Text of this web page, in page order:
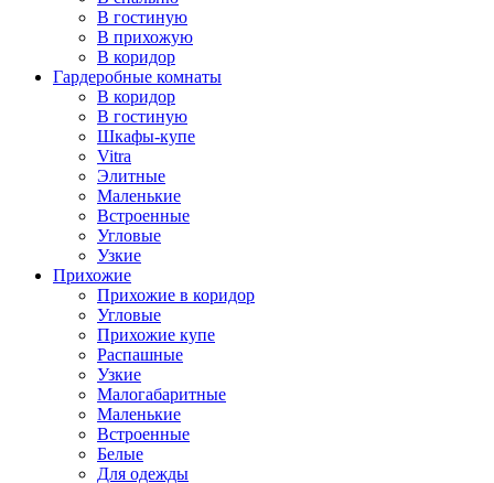
В гостиную
В прихожую
В коридор
Гардеробные комнаты
В коридор
В гостиную
Шкафы-купе
Vitra
Элитные
Маленькие
Встроенные
Угловые
Узкие
Прихожие
Прихожие в коридор
Угловые
Прихожие купе
Распашные
Узкие
Малогабаритные
Маленькие
Встроенные
Белые
Для одежды